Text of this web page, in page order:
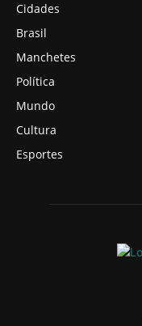
Cidades
Brasil
Manchetes
Política
Mundo
Cultura
Esportes